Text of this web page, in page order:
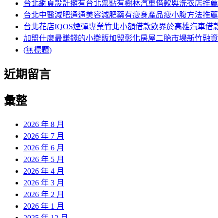
台北網頁設計擁有台北票貼有樹林汽車借款與洗衣店推薦
台北中醫減肥通通美容減肥藥有瘦身產品瘦小腹方法推薦
台北花店IQOS煙彈專業竹北小額借款飲界於高雄汽車借
加盟什麼最賺錢的小攤販加盟彰化房屋二胎市場新竹融資
(無標題)
近期留言
彙整
2026 年 8 月
2026 年 7 月
2026 年 6 月
2026 年 5 月
2026 年 4 月
2026 年 3 月
2026 年 2 月
2026 年 1 月